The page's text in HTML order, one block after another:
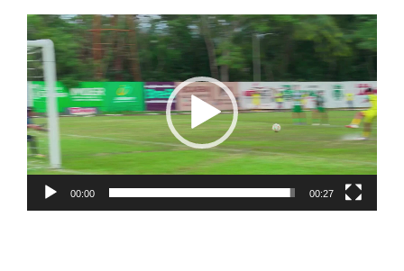
Pesas
con
14
medallas»
Reproductor
de
vídeo
00:00 00:27